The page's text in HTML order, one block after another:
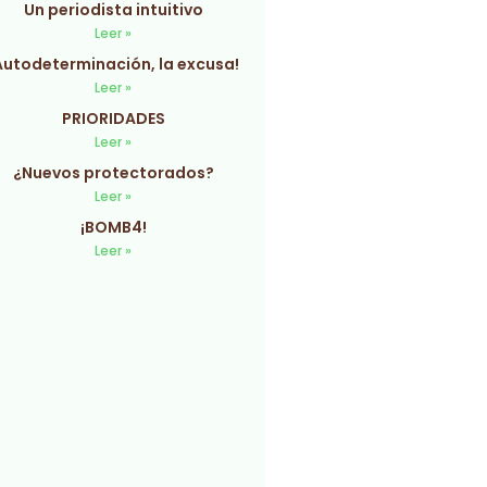
Un periodista intuitivo
Leer »
la excusa!
Leer »
PRIORIDADES
Leer »
¿Nuevos protectorados?
Leer »
¡BOMB4!
Leer »